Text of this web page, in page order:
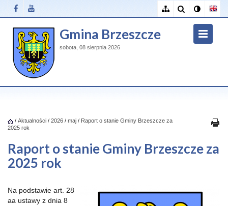
Gmina Brzeszcze
sobota, 08 sierpnia 2026
/ Aktualności / 2026 / maj / Raport o stanie Gminy Brzeszcze za
2025 rok
Raport o stanie Gminy Brzeszcze za
2025 rok
Na podstawie art. 28
aa ustawy z dnia 8